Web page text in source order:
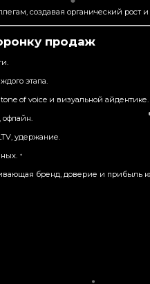
создавая органический рост
продаж
этапа.
of voice и визуальной айдентике.
офлайн.
удержание.
бренд, доверие и прибыль